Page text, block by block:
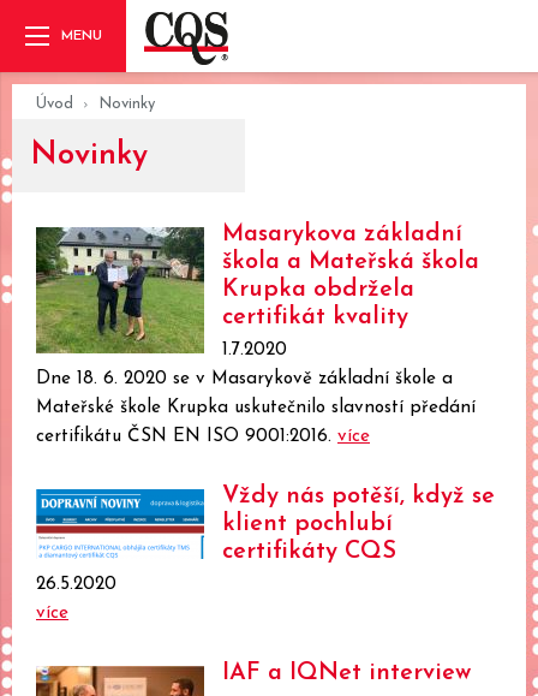
Úvod Novinky
Novinky
Masarykova základní
škola a Mateřská škola
Krupka obdržela
certifikát kvality
1.7.2020
Dne 18. 6. 2020 se v Masarykově základní škole a
Mateřské škole Krupka uskutečnilo slavností předání
certifikátu ČSN EN ISO 9001:2016. více
Vždy nás potěší, když se
klient pochlubí
certifikáty CQS
26.5.2020
více
IAF a IQNet interview